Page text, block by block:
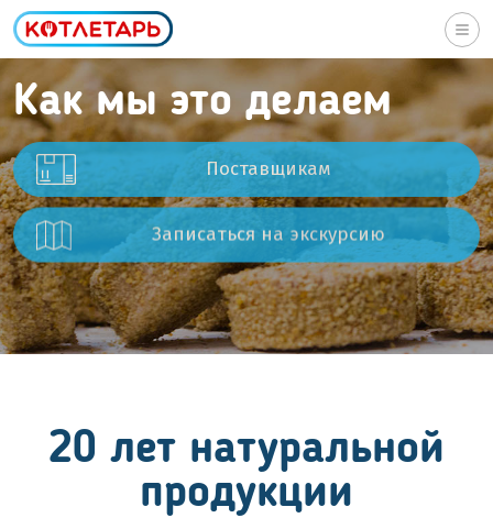
Как мы это делаем
Поставщикам
Записаться на экскурсию
20 лет натуральной
продукции